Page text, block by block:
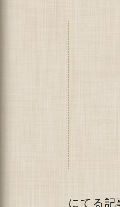
にてる記